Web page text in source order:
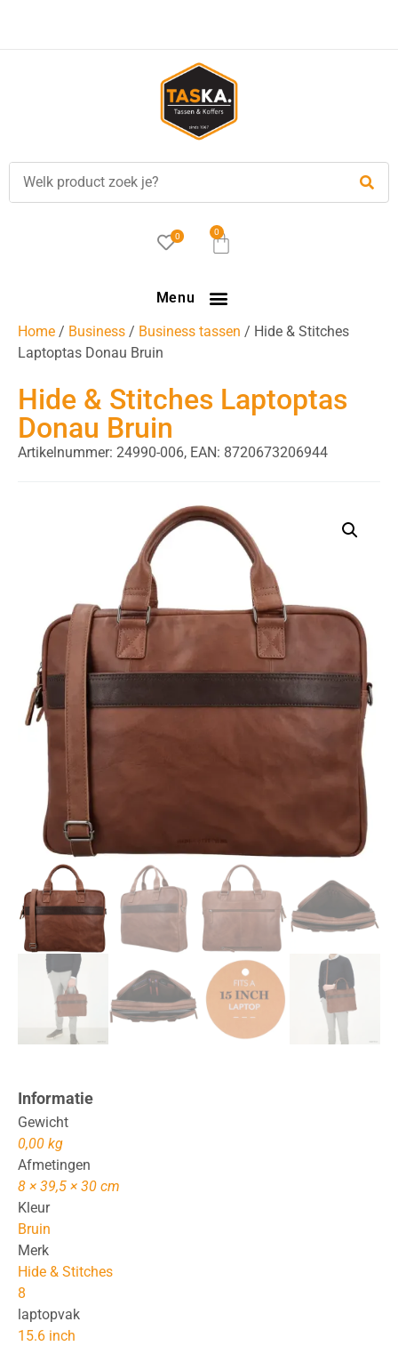
besteld, is vandaag verzonden!
0 0
Menu
Home / Business / Business tassen / Hide & Stitches
Laptoptas Donau Bruin
Hide & Stitches Laptoptas
Donau Bruin
Artikelnummer: 24990-006, EAN: 8720673206944
Informatie
Gewicht
0,00 kg
Afmetingen
8 × 39,5 × 30 cm
Kleur
Bruin
Merk
Hide & Stitches
8
laptopvak
15.6 inch